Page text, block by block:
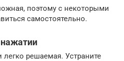
поэтому с некоторыми
самостоятельно.
нажатии
решаемая. Устраните